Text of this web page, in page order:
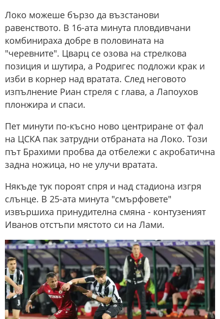
Локо можеше бързо да възстанови
равенството. В 16-ата минута пловдивчани
комбинираха добре в половината на
"черевните". Цварц се озова на стрелкова
позиция и шутира, а Родригес подложи крак и
изби в корнер над вратата. След неговото
изпълнение Риан стреля с глава, а Лапоухов
плонжира и спаси.
Пет минути по-късно ново центриране от фал
на ЦСКА пак затрудни отбраната на Локо. Този
път Брахими пробва да отбележи с акробатична
задна ножица, но не улучи вратата.
Някъде тук пороят спря и над стадиона изгря
слънце. В 25-ата минута "смърфовете"
извършиха принудителна смяна - контузеният
Иванов отстъпи мястото си на Лами.